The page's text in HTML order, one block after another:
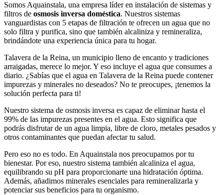
Somos Aquainstala, una empresa líder en instalación de sistemas y
filtros de osmosis inversa doméstica. Nuestros sistemas
vanguardistas con 5 etapas de filtración te ofrecen un agua que no
solo filtra y purifica, sino que también alcaliniza y remineraliza,
brindándote una experiencia única para tu hogar.
Talavera de la Reina, un municipio lleno de encanto y tradiciones
arraigadas, merece lo mejor. Y eso incluye el agua que consumes a
diario. ¿Sabías que el agua en Talavera de la Reina puede contener
impurezas y minerales no deseados? No te preocupes, ¡tenemos la
solución perfecta para ti!
Nuestro sistema de osmosis inversa es capaz de eliminar hasta el
99% de las impurezas presentes en el agua. Esto significa que
podrás disfrutar de un agua limpia, libre de cloro, metales pesados y
otros contaminantes que puedan afectar tu salud.
Pero eso no es todo. En Aquainstala nos preocupamos por tu
bienestar. Por eso, nuestro sistema también alcaliniza el agua,
equilibrando su pH para proporcionarte una hidratación óptima.
Además, añadimos minerales esenciales para remineralizarla y
potenciar sus beneficios para tu organismo.